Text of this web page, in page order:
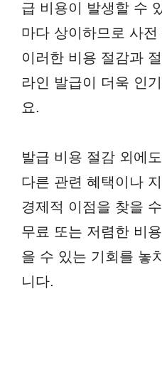
급 비용이 발생할 수
마다 상이하므로 사
이러한 비용 절감과
라인 발급이 더욱 인
요.
발급 비용 절감 외에
다른 관련 혜택이나
경제적 이점을 찾을
무료 또는 저렴한 비
을 수 있는 기회를 놓
니다.